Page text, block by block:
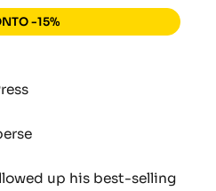
-15%
up his best-selling